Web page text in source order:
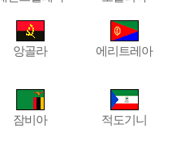
앙골라 에리트레아
잠비아 적도기니